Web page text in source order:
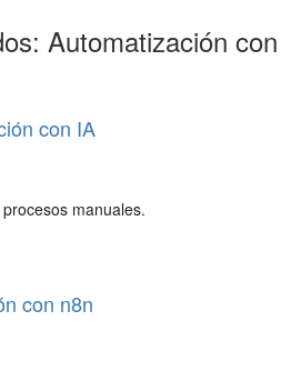
Automatización con
con IA
manuales.
con n8n